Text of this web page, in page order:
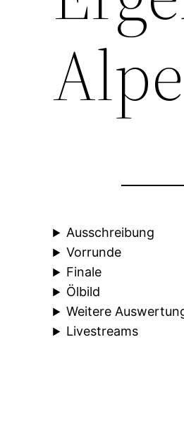
Ausschreibung
Vorrunde
Finale
Ölbild
Weitere
Livestreams